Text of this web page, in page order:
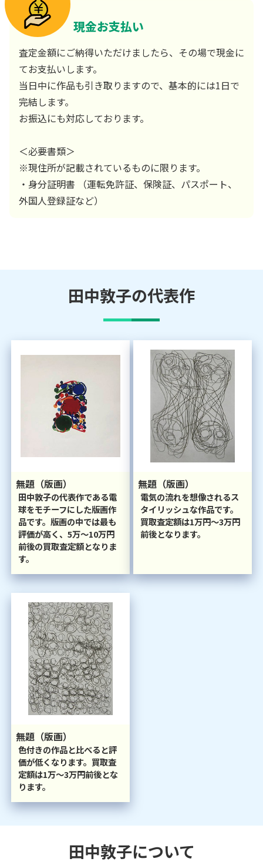
現金お支払い
査定金額にご納得いただけましたら、その場で現金に
てお支払いします。
当日中に作品も引き取りますので、基本的には1日で
完結します。
お振込にも対応しております。
＜必要書類＞
※現住所が記載されているものに限ります。
・身分証明書 （運転免許証、保険証、パスポート、
外国人登録証など）
田中敦子の代表作
無題（版画）
田中敦子の代表作である電
球をモチーフにした版画作
品です。版画の中では最も
評価が高く、5万～10万円
前後の買取査定額となりま
す。
無題（版画）
電気の流れを想像されるス
タイリッシュな作品です。
買取査定額は1万円～3万円
前後となります。
無題（版画）
色付きの作品と比べると評
価が低くなります。買取査
定額は1万～3万円前後とな
ります。
田中敦子について